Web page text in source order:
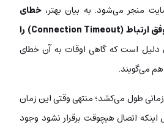
منجر می‌شود. به بیان بهتر،خطای
cURL28 عدم برقراری موفق ارتباط (Connection Timeout) را
است که گاهی اوقات به آن خطای
طول می‌کشد؛ منتهی وقتی این زمان
اتصال هیچوقت برقرار نشود وجود